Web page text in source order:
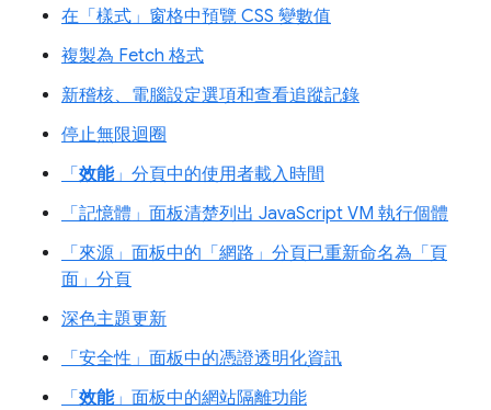
在「樣式」 窗格中預覽 CSS 變數值
複製為 Fetch 格式
新稽核、電腦設定選項和查看追蹤記錄
停止無限迴圈
「 效能」分頁中的使用者載入時間
「記憶體」 面板清楚列出 JavaScript VM 執行個體
「來源」面板中的「網路」分頁已重新命名為「頁
面」分頁
深色主題更新
「安全性」 面板中的憑證透明化資訊
「 效能」面板中的網站隔離功能